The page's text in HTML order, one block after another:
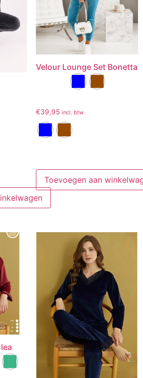
Velour Lounge Set Bonetta
€39,95 incl. btw
Toevoegen aan